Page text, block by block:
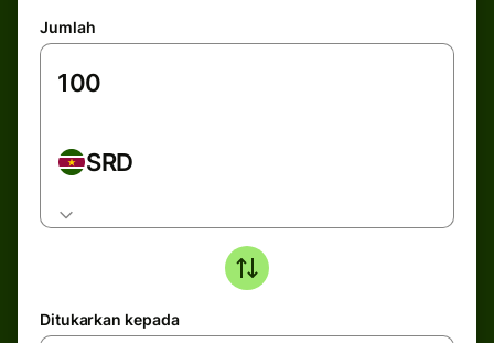
Jumlah
SRD
Ditukarkan kepada